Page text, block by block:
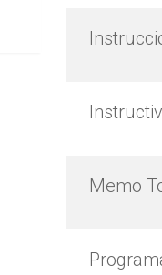
Memo